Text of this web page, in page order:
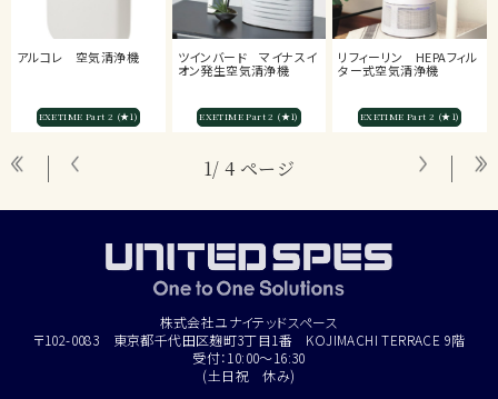
アルコレ 空気清浄機
EXETIME Part 2 (★1)
ツインバード マイナスイ
オン発生空気清浄機
EXETIME Part 2 (★1)
リフィーリン HEPAフィル
ター式空気清浄機
EXETIME Part 2 (★1)
1/ 4 ページ
株式会社ユナイテッドスペース
〒102-0083 東京都千代田区麹町3丁目1番 KOJIMACHI TERRACE 9階
受付：10:00～16:30
(土日祝 休み)